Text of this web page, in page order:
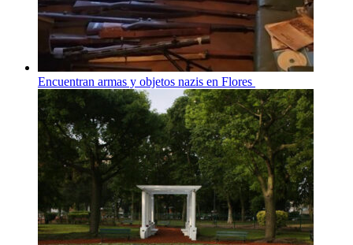
Encuentran armas y objetos nazis en Flores